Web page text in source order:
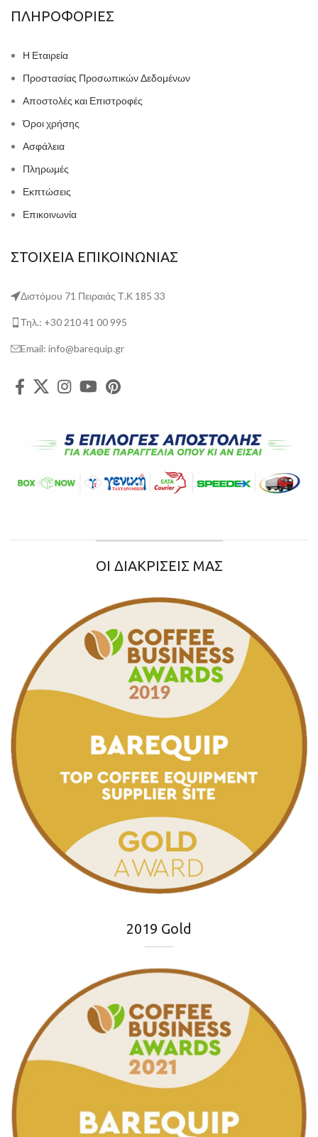
ΠΛΗΡΟΦΟΡΙΕΣ
Η Εταιρεία
Προστασίας Προσωπικών Δεδομένων
Αποστολές και Επιστροφές
Όροι χρήσης
Ασφάλεια
Πληρωμές
Εκπτώσεις
Επικοινωνία
ΣΤΟΙΧΕΙΑ ΕΠΙΚΟΙΝΩΝΙΑΣ
Διστόμου 71 Πειραιάς Τ.Κ 185 33
Τηλ.: +30 210 41 00 995
Email: info@barequip.gr
ΟΙ ΔΙΑΚΡΙΣΕΙΣ ΜΑΣ
2019 Gold